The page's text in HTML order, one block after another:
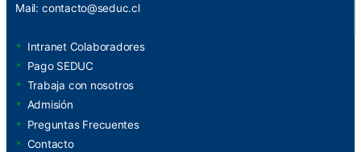
Mail:contacto@seduc.cl
Intranet Colaboradores
Pago SEDUC
Trabaja con nosotros
Admisión
Preguntas Frecuentes
Contacto